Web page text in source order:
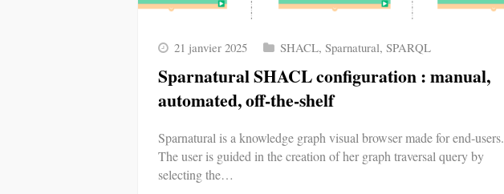
21 janvier 2025 SHACL, Sparnatural, SPARQL
Sparnatural SHACL configuration : manual,
automated, off-the-shelf
Sparnatural is a knowledge graph visual browser made for end-users.
The user is guided in the creation of her graph traversal query by
selecting the…